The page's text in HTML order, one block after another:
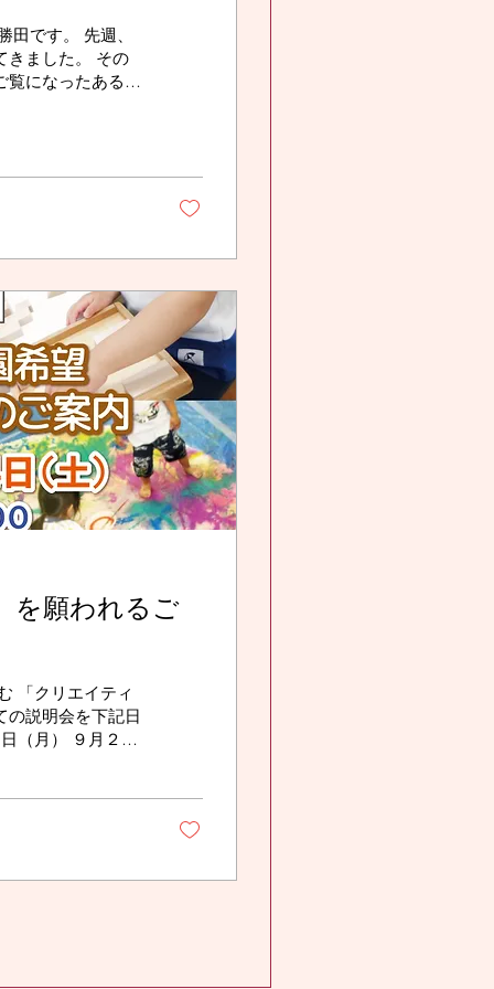
です。 先週、
きました。 その
覧になったある保
を願われるご
「クリエイティ
の説明会を下記日
（月） ９月２４